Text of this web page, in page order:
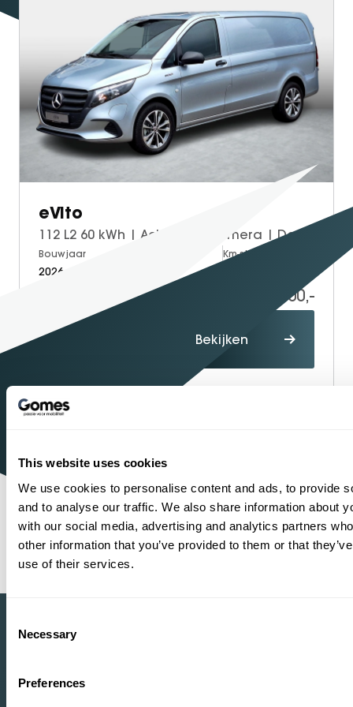
This website uses cookies
We use cookies to personalise content and ads, to provide
and to analyse our traffic. We also share information about
with our social media, advertising and analytics partners
other information that you’ve provided to them or that
use of their services.
Selection
Necessary
Preferences
eVito
112 L2 60 kWh | Achteruitrijcamera | Dodehoekassistentie | Stoelverwarming Bestuurdersstoel | Tweezits Bijrijdersbank | Spoorassistent
Bouwjaar
2026
Km-stand
41.700,-
Bekijken
Sinds
smart, Dongfeng BOX en MHERO
One-Stop-Shopping
1 2
Wij helpen u verder.